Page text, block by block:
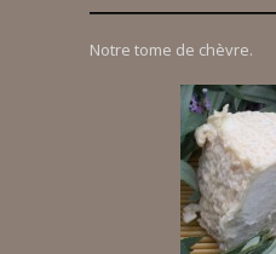
Notre tome de chèvre.